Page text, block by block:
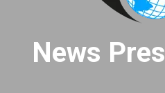
News